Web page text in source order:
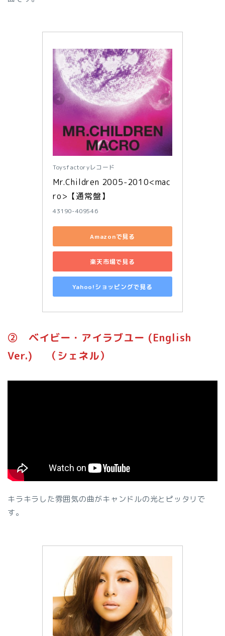
Toysfactoryレコード
Mr.Children 2005-2010<mac
ro>【通常盤】
43190-409546
Amazonで見る
楽天市場で見る
Yahoo!ショッピングで見る
➁ ベイビー・アイラブユー (English
Ver.) （シェネル）
キラキラした雰囲気の曲がキャンドルの光とピッタリで
す。